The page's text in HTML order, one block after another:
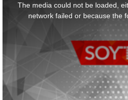
The media could not be loaded,
network failed or because the